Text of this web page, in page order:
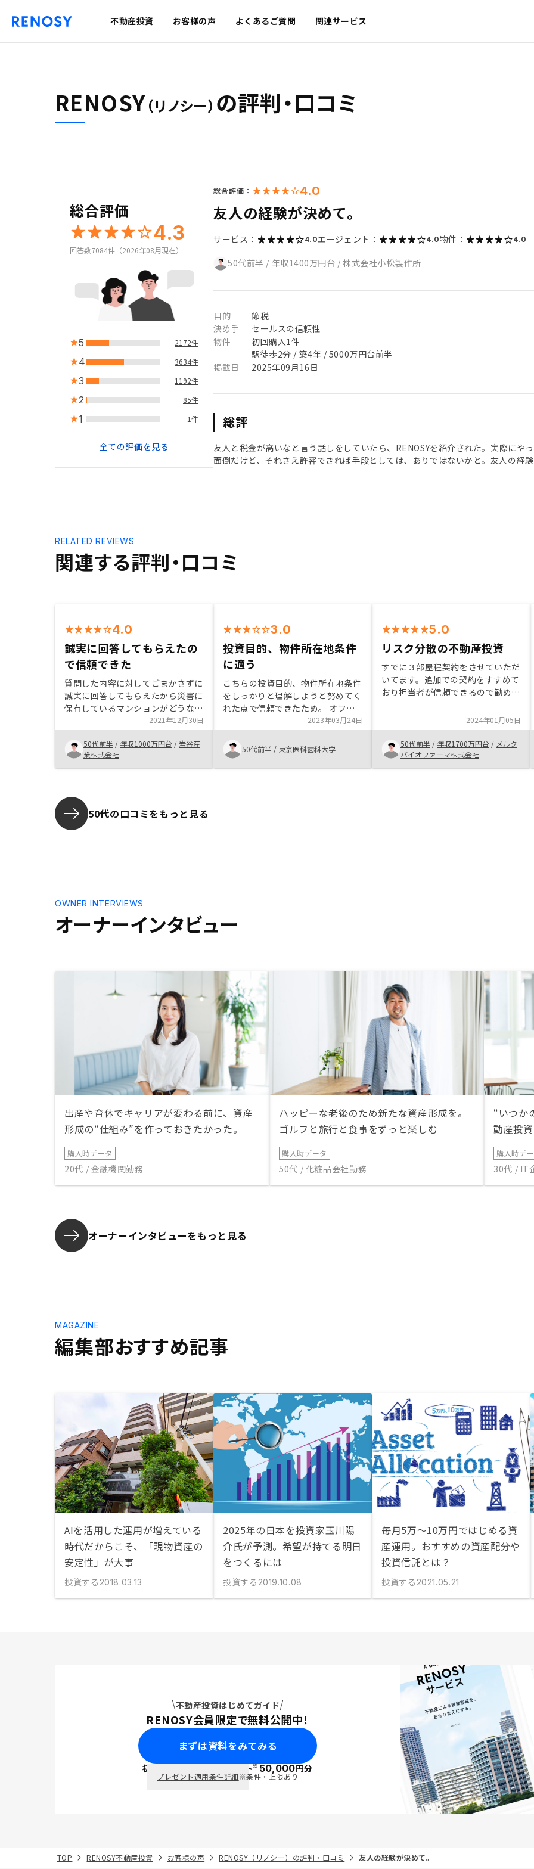
不動産投資 お客様の声 よくあるご質問 関連サービス
RENOSY（リノシー） の評判・口コミ
総合評価
4.3
回答数7084件（2026年08月現在）
5 2172件
4 3634件
3 1192件
2 85件
1 1件
全ての評価を見る
総合評価： 4.0
友人の経験が決めて。
サービス： 4.0エージェント： 4.0物件： 4.0
50代前半 / 年収1400万円台 / 株式会社小松製作所
目的
節税
決め手
セールスの信頼性
物件
初回購入1件
駅徒歩2分 / 築4年 / 5000万円台前半
掲載日
2025年09月16日
総評
友人と税金が高いなと言う話しをしていたら、RENOSYを紹介された。実際にや
面倒だけど、それさえ許容できれば手段としては、ありではないかと。友人の経
関連する評判・口コミ
RELATED REVIEWS
4.0
誠実に回答してもらえたの
で信頼できた
質問した内容に対してごまかさずに
誠実に回答してもらえたから災害に
保有しているマンションがどうなっ
ているのかいち早く知りたいです。
昨日の地震についても、なんの連絡
もありません。質問しても問題あれ
ば連絡するの一点張りなので不安に
なりました。
2021年12月30日
50代前半 / 年収1000万円台 / 岩谷産
業株式会社
3.0
投資目的、物件所在地条件
に適う
こちらの投資目的、物件所在地条件
をしっかりと理解しようと努めてく
れた点で信頼できたため。 オフィ
スに実際に足を運んで、安定した会
社であろうことがうかがわれた。
担当者が熱心であったため、いい物
件があればRENOSYで購入しようと
思った。
2023年03月24日
50代前半 / 東京医科歯科大学
5.0
リスク分散の不動産投資
すでに３部屋程契約をさせていただ
いてます。追加での契約をすすめて
おり担当者が信頼できるので勧めら
奈川と契約をしたのでリスク分散の
ため大阪にも買い求めることにしま
した。ちょうど良い物件を紹介して
もらったので即契約しました。不動
産も同じ地域に買い求めるのも一つ
2024年01月05日
50代前半 / 年収1700万円台 / メルク
バイオファーマ株式会社
50代の口コミをもっと見る
オーナーインタビュー
OWNER INTERVIEWS
出産や育休でキャリアが変わる前に、資産
形成の“仕組み”を作っておきたかった。
購入時データ
20代 / 金融機関勤務
ハッピーな老後のため新たな資産形成を。
ゴルフと旅行と食事をずっと楽しむ
購入時データ
50代 / 化粧品会社勤務
“いつか
動産投
購入時デ
30代 / IT
オーナーインタビューをもっと見る
編集部おすすめ記事
MAGAZINE
AIを活用した運用が増えている
時代だからこそ、「現物資産の
安定性」が大事
投資する 2018.03.13
2025年の日本を投資家玉川陽
介氏が予測。希望が持てる明日
をつくるには
投資する 2019.10.08
毎月5万〜10万円ではじめる資
産運用。おすすめの資産配分や
投資信託とは？
投資する 2021.05.21
不動産投資はじめてガイド
RENOSY会員限定で無料公開中！
まずは資料をみてみる
初回面談で ポイント※50,000円分
プレゼント適用条件詳細※条件・上限あり
TOP RENOSY不動産投資 お客様の声 RENOSY（リノシー）の評判・口コミ 友人の経験が決めて。